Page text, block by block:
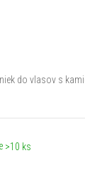
do vlasov s
>10 ks